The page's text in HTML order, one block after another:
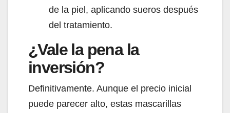
de la piel, aplicando sueros después
del tratamiento.
¿Vale la pena la
inversión?
Definitivamente. Aunque el precio inicial
puede parecer alto, estas mascarillas